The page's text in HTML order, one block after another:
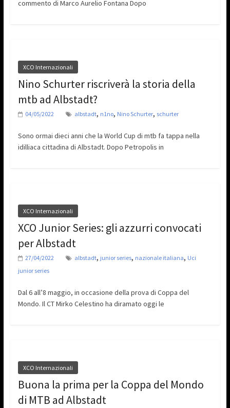
commento di Marco Aurelio Fontana Dopo
XCO Internazionali
Nino Schurter riscriverà la storia della
mtb ad Albstadt?
04/05/2022 albstadt, n1no, Nino Schurter, schurter
Sono ormai dieci anni che la World Cup di mtb fa tappa nella
idilliaca cittadina di Albstadt. Dopo Petropolis in
XCO Internazionali
XCO Junior Series: gli azzurri convocati
per Albstadt
27/04/2022 albstadt, junior series, nazionale italiana, Uci
junior series
Dal 6 all’8 maggio, in occasione della prova di Coppa del
Mondo. Il CT Mirko Celestino ha diramato oggi le
XCO Internazionali
Buona la prima per la Coppa del Mondo
di MTB ad Albstadt